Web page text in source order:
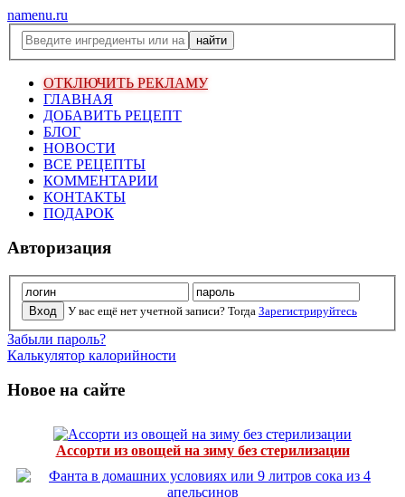
namenu.ru
ОТКЛЮЧИТЬ РЕКЛАМУ
ГЛАВНАЯ
ДОБАВИТЬ РЕЦЕПТ
БЛОГ
НОВОСТИ
ВСЕ РЕЦЕПТЫ
КОММЕНТАРИИ
КОНТАКТЫ
ПОДАРОК
Авторизация
У вас ещё нет учетной записи? Тогда Зарегистрируйтесь
Забыли пароль?
Калькулятор калорийности
Новое на сайте
Ассорти из овощей на зиму без стерилизации